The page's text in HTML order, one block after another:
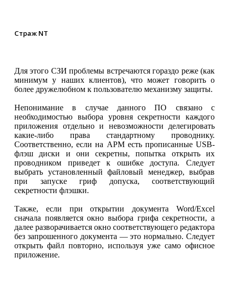
Страж NT
Для этого СЗИ проблемы встречаются гораздо реже (как
минимум у наших клиентов), что может говорить о
более дружелюбном к пользователю механизму защиты.
Непонимание в случае данного ПО связано с
необходимостью выбора уровня секретности каждого
приложения отдельно и невозможности делегировать
какие-либо права стандартному проводнику.
Соответственно, если на АРМ есть прописанные USB-
флэш диски и они секретны, попытка открыть их
проводником приведет к ошибке доступа. Следует
выбрать установленный файловый менеджер, выбрав
при запуске гриф допуска, соответствующий
секретности флэшки.
Также, если при открытии документа Word/Excel
сначала появляется окно выбора грифа секретности, а
далее разворачивается окно соответствующего редактора
без запрошенного документа — это нормально. Следует
открыть файл повторно, используя уже само офисное
приложение.